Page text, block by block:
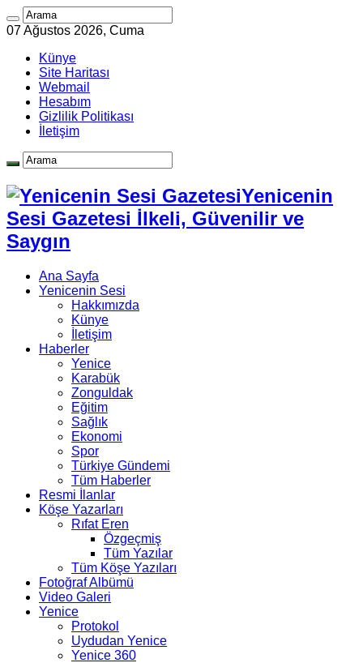
07 Ağustos 2026, Cuma
Künye
Site Haritası
Webmail
Hesabım
Gizlilik Politikası
İletişim
Yenicenin
Sesi Gazetesi İlkeli, Güvenilir ve
Saygın
Ana Sayfa
Yenicenin Sesi
Hakkımızda
Künye
İletişim
Haberler
Yenice
Karabük
Zonguldak
Eğitim
Sağlık
Ekonomi
Spor
Türkiye Gündemi
Tüm Haberler
Resmi İlanlar
Köşe Yazarları
Rıfat Eren
Özgeçmiş
Tüm Yazılar
Tüm Köşe Yazıları
Fotoğraf Albümü
Video Galeri
Yenice
Protokol
Uydudan Yenice
Yenice 360